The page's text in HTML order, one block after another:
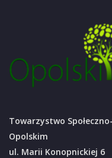
Towarzystwo
Opolskim
ul. Marii Konopnickiej 6